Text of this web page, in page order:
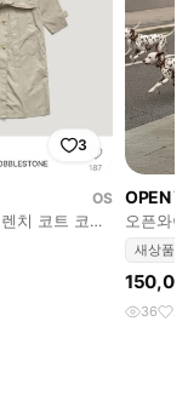
3
OS
치 코트 코블
OPEN
오픈와
새상품
36 2